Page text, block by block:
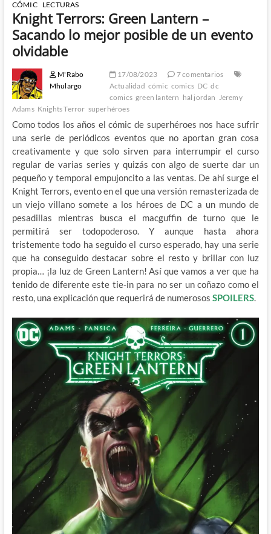
CÓMIC LECTURAS
Knight Terrors: Green Lantern –
Sacando lo mejor posible de un evento
olvidable
M'Rabo
Mhulargo
17/08/2023
7 comentarios
Actualidad cómic comics DC dc
comics green lantern hal jordan Jeremy
Adams Knights Terror superhéroes
Como todos los años el cómic de superhéroes nos hace sufrir
una serie de periódicos eventos que no aportan gran cosa
creativamente y que solo sirven para interrumpir el curso
regular de varias series y quizás con algo de suerte dar un
pequeño y temporal empujoncito a las ventas. De ahí surge el
Knight Terrors, evento en el que una versión remasterizada de
un viejo villano somete a los héroes de DC a un mundo de
pesadillas mientras busca el macguffin de turno que le
permitirá ser todopoderoso. Y aunque hasta ahora
tristemente todo ha seguido el curso esperado, hay una serie
que ha conseguido destacar sobre el resto y brillar con luz
propia… ¡la luz de Green Lantern! Así que vamos a ver que ha
tenido de diferente este tie-in para no ser un coñazo como el
resto, una explicación que requerirá de numerosos SPOILERS.